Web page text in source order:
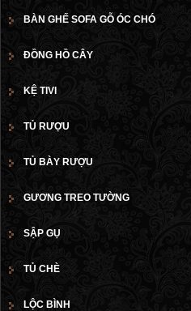
BÀN GHẾ SOFA GỖ ÓC CHÓ
ĐỒNG HỒ CÂY
KỆ TIVI
TỦ RƯỢU
TỦ BÀY RƯỢU
GƯƠNG TREO TƯỜNG
SẬP GỤ
TỦ CHÈ
LỘC BÌNH